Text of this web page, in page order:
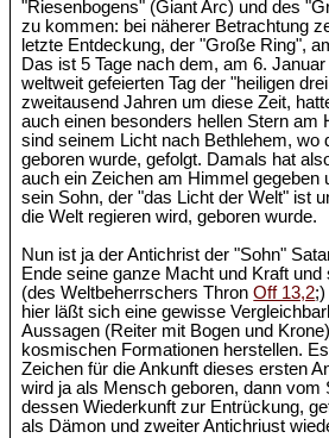
"Riesenbogens" (Giant Arc) und des
zu kommen: bei näherer Betrachtung
letzte Entdeckung, der "Große Ring",
Das ist 5 Tage nach dem, am 6.
weltweit gefeierten Tag der "heiligen
zweitausend Jahren um diese Zeit,
auch einen besonders hellen Stern am
sind seinem Licht nach Bethlehem, wo
geboren wurde, gefolgt. Damals hat
auch ein Zeichen am Himmel gegeben
sein Sohn, der "das Licht der Welt" ist
die Welt regieren wird, geboren wurde.
Nun ist ja der Antichrist der "Sohn"
Ende seine ganze Macht und Kraft
(des Weltbeherrschers ThronOff 13,2
hier läßt sich eine gewisse
Aussagen (Reiter mit Bogen und
kosmischen Formationen herstellen.
Zeichen für die Ankunft dieses ersten
wird ja als Mensch geboren, dann vom
dessen Wiederkunft zur Entrückung,
als Dämon und zweiter Antichriust